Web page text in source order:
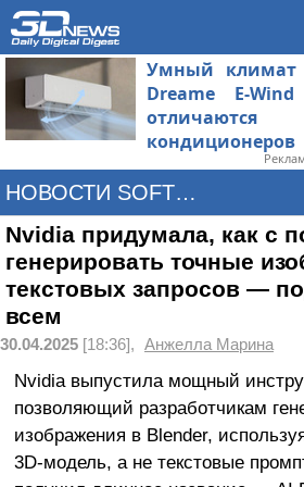
Умный климат
Dreame E-
кондиционеров
НОВОСТИ SOFTWARE
Nvidia придумала, как с
генерировать точные
текстовых запросов —
всем
30.04.2025 [18:36], Анжелла Марина
Nvidia выпустила мощный
позволяющий разработчикам
изображения в Blender,
3D-модель, а не текстовые